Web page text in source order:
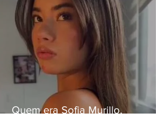
Quem era Sofia Murillo,